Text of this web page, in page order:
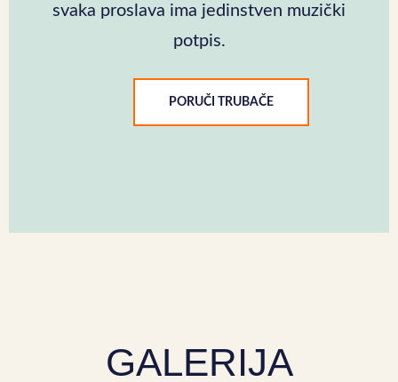
svaka proslava ima jedinstven muzički
potpis.
PORUČI TRUBAČE
GALERIJA